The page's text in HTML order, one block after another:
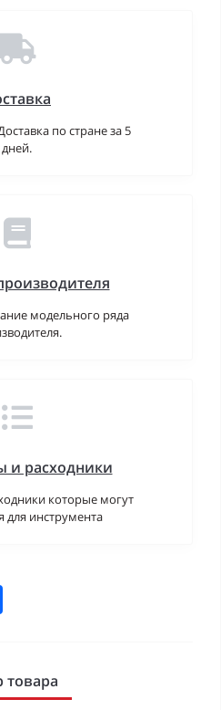
по стране за 5
дней.
модельного ряда
и расходники
которые могут
для инструмента
товара